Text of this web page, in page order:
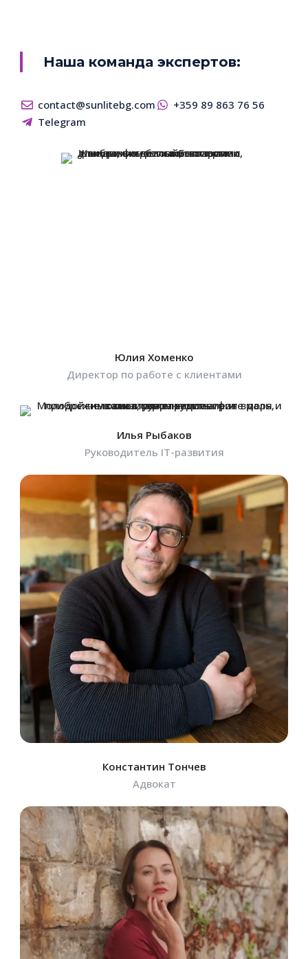
Наша команда экспертов:
contact@sunlitebg.com
+359 89 863 76 56
Telegram
Юлия Хоменко
Директор по работе с клиентами
Илья Рыбаков
Руководитель IT-развития
Константин Тончев
Адвокат